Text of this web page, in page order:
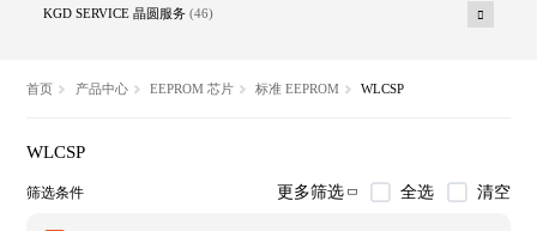
KGD SERVICE 晶圆服务 (46)
首页 产品中心 EEPROM 芯片 标准 EEPROM WLCSP
WLCSP
筛选条件 更多筛选 全选 清空